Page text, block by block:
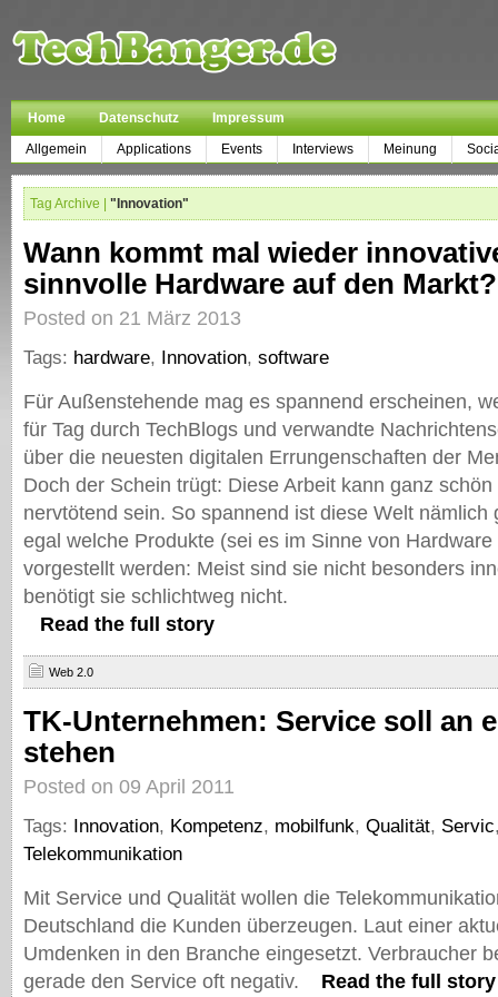
Home Datenschutz
Impressum
Allgemein
Applications Events Interviews Meinung
Tag Archive | "Innovation"
Wann kommt mal wieder
sinnvolle Hardware auf den Markt?
Posted on 21 März 2013
Tags: hardware, Innovation, software
Für Außenstehende mag es spannend erscheinen,
für Tag durch TechBlogs und verwandte
über die neuesten digitalen Errungenschaften der
Doch der Schein trügt: Diese Arbeit kann ganz
nervtötend sein. So spannend ist diese Welt nämlich
egal welche Produkte (sei es im Sinne von
vorgestellt werden: Meist sind sie nicht besonders
benötigt sie schlichtweg nicht.
Read the full story
Web 2.0
TK-Unternehmen: Service soll an
stehen
Posted on 09 April 2011
Tags: Innovation, Kompetenz, mobilfunk, Qualität, Servic
Telekommunikation
Mit Service und Qualität wollen die
Deutschland die Kunden überzeugen. Laut einer
Umdenken in den Branche eingesetzt. Verbraucher
gerade den Service oft negativ.
Read the full story